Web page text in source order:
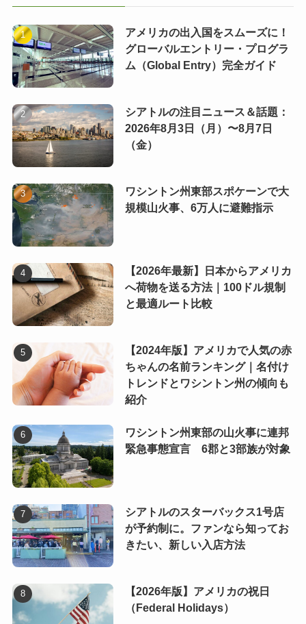
アメリカの出入国をスムーズに！
グローバルエントリー・プログラ
ム（Global Entry）完全ガイド
シアトルの注目ニュース＆話題：
2026年8月3日（月）〜8月7日
（金）
ワシントン州東部スポケーンで大
規模山火事、6万人に避難指示
【2026年最新】日本からアメリカ
へ荷物を送る方法｜100ドル規制
と最適ルート比較
【2024年版】アメリカで人気の赤
ちゃんの名前ランキング｜名付け
トレンドとワシントン州の傾向も
紹介
ワシントン州東部の山火事に連邦
緊急事態宣言 6郡と3部族が対象
シアトルのスターバックス1号店
が予約制に。ファンなら知ってお
きたい、新しい入店方法
【2026年版】アメリカの祝日
（Federal Holidays）